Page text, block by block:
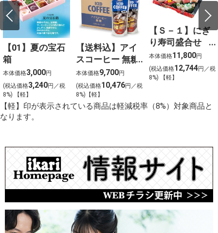
【01】夏の宝石
箱
本体価格3,000円
(税込価格3,240円／税
8%) 【軽】
【送料込】アイ
スコーヒー 無糖
〈ケース販売〉
本体価格9,700円
(税込価格10,476円／税
8%)【軽】
【Ｓ－１】にぎ
り寿司盛合せ
（上）〈４人
前〉
本体価格11,800円
(税込価格12,744円／税
8%) 【軽】
【軽】印が表示されている商品は軽減税率（8%）対象商品と
なります。